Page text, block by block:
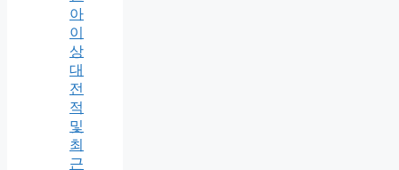
아
이
상
대
전
적
및
최
근